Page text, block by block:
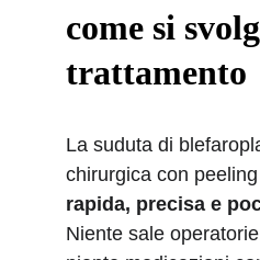
come si
trattamento
La suduta di
chirurgica con
rapida, precisa e
Niente sale